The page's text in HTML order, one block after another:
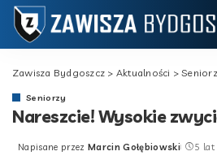
Zawisza Bydgoszcz > Aktualności >
Seniorzy
Nareszcie! Wysokie
Posted
Napisane przez Marcin Gołębiowski 5 lat